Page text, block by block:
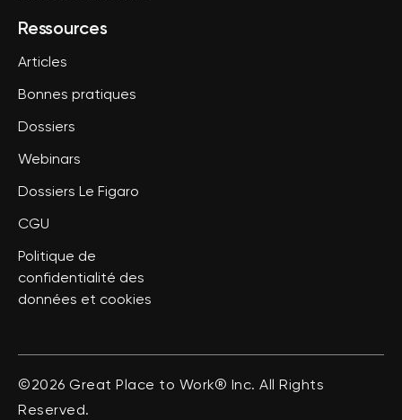
Ressources
Articles
Bonnes pratiques
Dossiers
Webinars
Dossiers Le Figaro
CGU
Politique de
confidentialité des
données et cookies
©2026 Great Place to Work® Inc. All Rights
Reserved.